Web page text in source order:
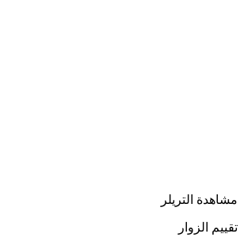
مشاهدة التريلر
تقييم الزوار